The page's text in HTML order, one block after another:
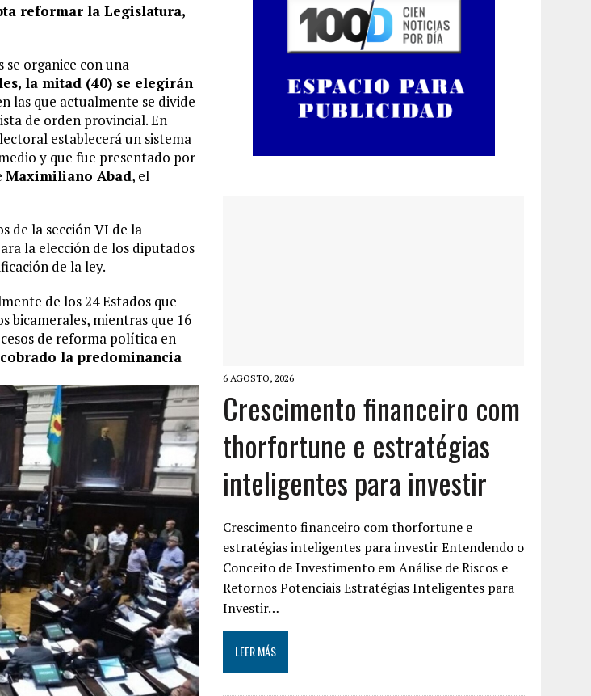
reformar la Legislatura,
se organice con una
la mitad (40) se elegirán
las que actualmente se divide
de orden provincial. En
establecerá un sistema
y que fue presentado por
Maximiliano Abad, el
de la sección VI de la
la elección de los diputados
de la ley.
de los 24 Estados que
bicamerales, mientras que 16
de reforma política en
la predominancia
6 AGOSTO, 2026
Crescimento financeiro com
thorfortune e estratégias
inteligentes para investir
Crescimento financeiro com thorfortune e
estratégias inteligentes para investir Entendendo o
Conceito de Investimento em Análise de Riscos e
Retornos Potenciais Estratégias Inteligentes para
Investir…
LEER MÁS